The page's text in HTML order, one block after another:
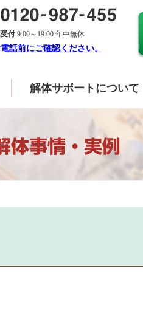
付9:00～19:00 年中無休
話前にご確認ください。
解体サポートについて
体事情・実例